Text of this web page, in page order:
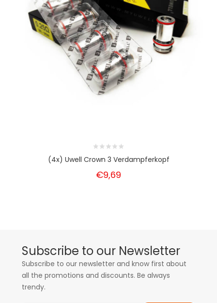
(4x) Uwell Crown 3 Verdampferkopf
€9,69
Subscribe to our Newsletter
Subscribe to our newsletter and know first about
all the promotions and discounts. Be always
trendy.